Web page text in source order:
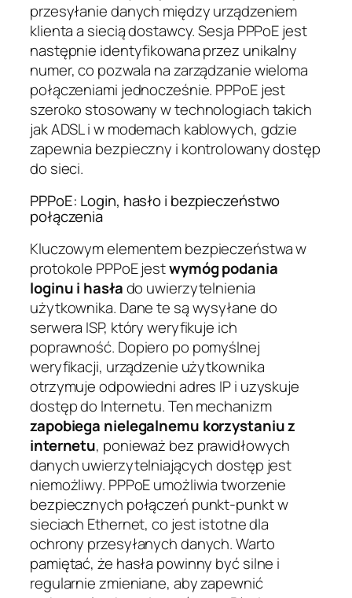
przesyłanie danych między urządzeniem
klienta a siecią dostawcy. Sesja PPPoE jest
następnie identyfikowana przez unikalny
numer, co pozwala na zarządzanie wieloma
połączeniami jednocześnie. PPPoE jest
szeroko stosowany w technologiach takich
jak ADSL i w modemach kablowych, gdzie
zapewnia bezpieczny i kontrolowany dostęp
do sieci.
PPPoE: Login, hasło i bezpieczeństwo
połączenia
Kluczowym elementem bezpieczeństwa w
protokole PPPoE jestwymóg podania
loginu i hasłado uwierzytelnienia
użytkownika. Dane te są wysyłane do
serwera ISP, który weryfikuje ich
poprawność. Dopiero po pomyślnej
weryfikacji, urządzenie użytkownika
otrzymuje odpowiedni adres IP i uzyskuje
dostęp do Internetu. Ten mechanizm
zapobiega nielegalnemu korzystaniu z
internetu, ponieważ bez prawidłowych
danych uwierzytelniających dostęp jest
niemożliwy. PPPoE umożliwia tworzenie
bezpiecznych połączeń punkt-punkt w
sieciach Ethernet, co jest istotne dla
ochrony przesyłanych danych. Warto
pamiętać, że hasła powinny być silne i
regularnie zmieniane, aby zapewnić